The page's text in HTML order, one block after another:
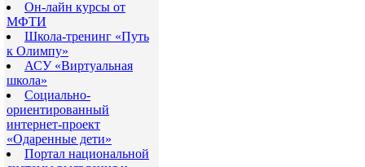
Он-лайн курсы от
МФТИ
Школа-тренинг «Путь
к Олимпу»
АСУ «Виртуальная
школа»
Социально-
ориентированный
интернет-проект
«Одаренные дети»
Портал национальной